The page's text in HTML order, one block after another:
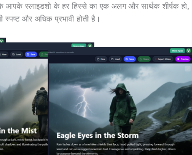
आपके स्लाइडशो के हर हिस्से का एक अलग और सार्थक शीर्षक हो,
और अधिक प्रभावी होती है।